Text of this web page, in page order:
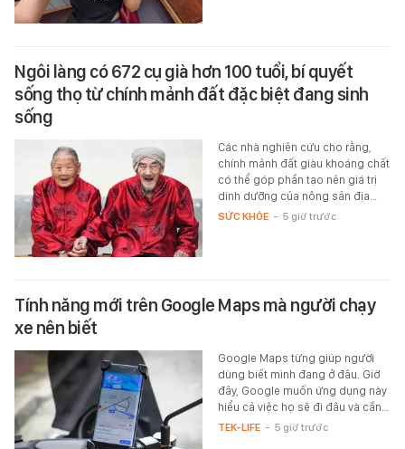
Ngôi làng có 672 cụ già hơn 100 tuổi, bí quyết
sống thọ từ chính mảnh đất đặc biệt đang sinh
sống
Các nhà nghiên cứu cho rằng,
chính mảnh đất giàu khoáng chất
có thể góp phần tạo nên giá trị
dinh dưỡng của nông sản địa…
SỨC KHỎE - 5 giờ trước
Tính năng mới trên Google Maps mà người chạy
xe nên biết
Google Maps từng giúp người
dùng biết mình đang ở đâu. Giờ
đây, Google muốn ứng dụng này
hiểu cả việc họ sẽ đi đâu và cần…
TEK-LIFE - 5 giờ trước